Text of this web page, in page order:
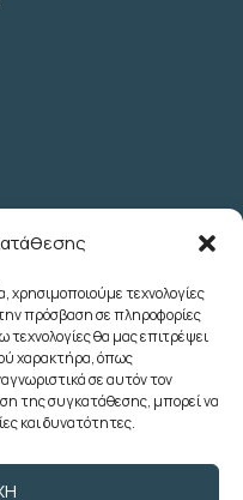
χρησιμοποιούμε τεχνολογίες
πρόσβαση σε πληροφορίες
θα μας επιτρέψει
χαρακτήρα, όπως
σε αυτόν τον
της συγκατάθεσης, μπορεί να
και δυνατότητες.